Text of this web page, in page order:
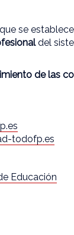
se
del
de las
todofp.es
Educación